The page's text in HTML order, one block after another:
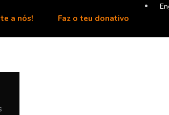
a nós! Faz o teu donativo